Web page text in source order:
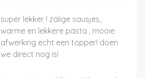
super lekker ! zalige sausjes,
warme en lekkere pasta , mooie
afwerking echt een topper! doen
we direct nog is!